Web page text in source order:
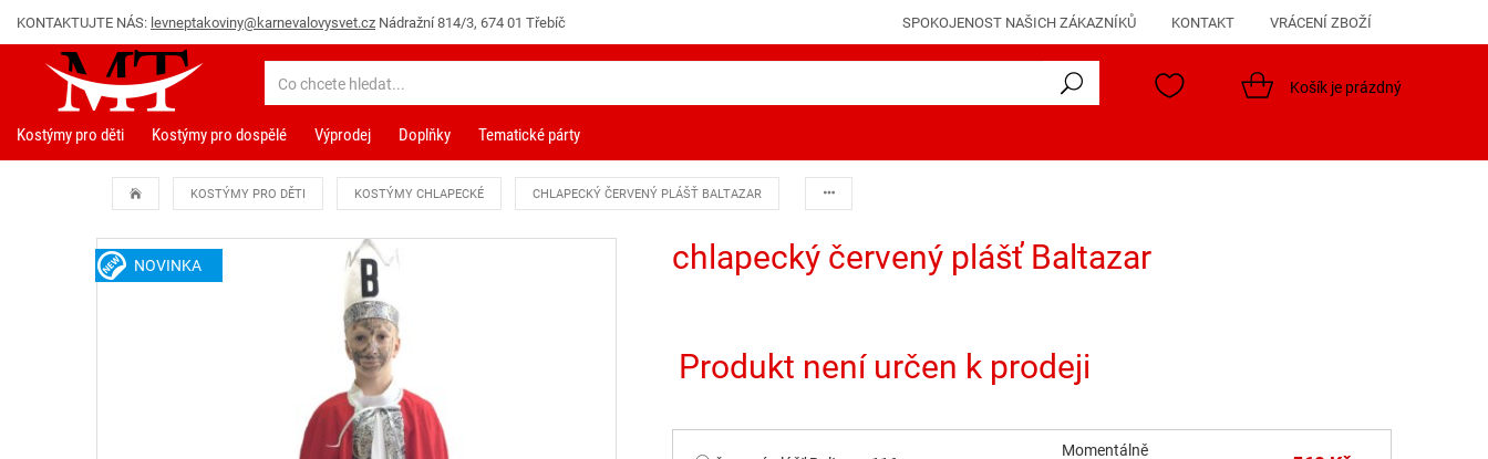
KONTAKTUJTE NÁS: levneptakoviny@karnevalovysvet.cz Nádražní 814/3, 674 01 Třebíč SPOKOJENOST NAŠICH ZÁKAZNÍKŮ KONTAKT VRÁCENÍ ZBOŽÍ
PŘIHLÁŠENÍ
Košík je prázdný
Kostýmy pro děti Kostýmy pro dospělé Výprodej Doplňky Tematické párty
KOSTÝMY PRO DĚTI KOSTÝMY CHLAPECKÉ CHLAPECKÝ ČERVENÝ PLÁŠŤ BALTAZAR
NOVINKA chlapecký červený plášť Baltazar
Produkt není určen k prodeji
Momentálně